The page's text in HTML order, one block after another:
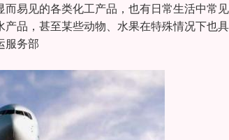
易见的各类化工产品，也有日常生活中常
品，甚至某些动物、水果在特殊情况下也
服务部